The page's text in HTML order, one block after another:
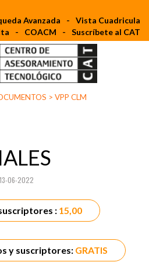
Avanzada
Vista Cuadricula
COACM Suscríbete al CAT
> VPP CLM
06-2022
: 15,00
y suscriptores:GRATIS